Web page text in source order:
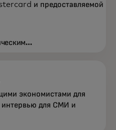
и предоставляемой
экономистами для
интервью для СМИ и